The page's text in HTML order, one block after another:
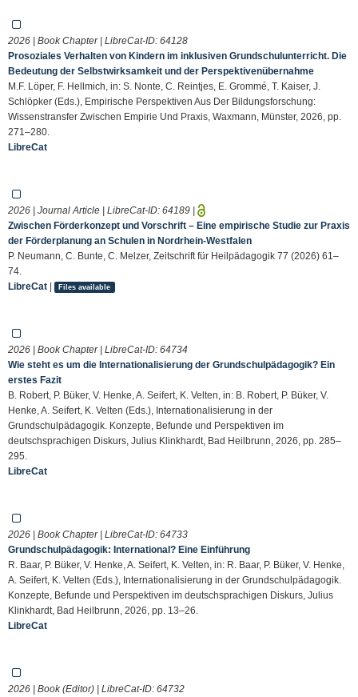
2026 | Book Chapter | LibreCat-ID: 64128
Prosoziales Verhalten von Kindern im inklusiven Grundschulunterricht. Die
Bedeutung der Selbstwirksamkeit und der Perspektivenübernahme
M.F. Löper, F. Hellmich, in: S. Nonte, C. Reintjes, E. Grommé, T. Kaiser, J.
Schlöpker (Eds.), Empirische Perspektiven Aus Der Bildungsforschung:
Wissenstransfer Zwischen Empirie Und Praxis, Waxmann, Münster, 2026, pp.
271–280.
LibreCat
2026 | Journal Article | LibreCat-ID: 64189 |
Zwischen Förderkonzept und Vorschrift – Eine empirische Studie zur Praxis
der Förderplanung an Schulen in Nordrhein-Westfalen
P. Neumann, C. Bunte, C. Melzer, Zeitschrift für Heilpädagogik 77 (2026) 61–
74.
LibreCat | Files available
2026 | Book Chapter | LibreCat-ID: 64734
Wie steht es um die Internationalisierung der Grundschulpädagogik? Ein
erstes Fazit
B. Robert, P. Büker, V. Henke, A. Seifert, K. Velten, in: B. Robert, P. Büker, V.
Henke, A. Seifert, K. Velten (Eds.), Internationalisierung in der
Grundschulpädagogik. Konzepte, Befunde und Perspektiven im
deutschsprachigen Diskurs, Julius Klinkhardt, Bad Heilbrunn, 2026, pp. 285–
295.
LibreCat
2026 | Book Chapter | LibreCat-ID: 64733
Grundschulpädagogik: International? Eine Einführung
R. Baar, P. Büker, V. Henke, A. Seifert, K. Velten, in: R. Baar, P. Büker, V. Henke,
A. Seifert, K. Velten (Eds.), Internationalisierung in der Grundschulpädagogik.
Konzepte, Befunde und Perspektiven im deutschsprachigen Diskurs, Julius
Klinkhardt, Bad Heilbrunn, 2026, pp. 13–26.
LibreCat
2026 | Book (Editor) | LibreCat-ID: 64732